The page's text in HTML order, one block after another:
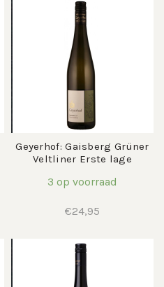
€11,55.
Geyerhof: Gaisberg Grüner
Veltliner Erste lage
3 op voorraad
€24,95